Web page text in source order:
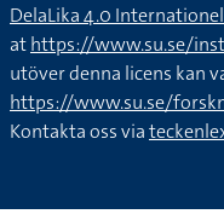
DelaLika 4.0
athttps://www.su.se/
utöver denna licens kan
https://www.su.se/
Kontakta oss via